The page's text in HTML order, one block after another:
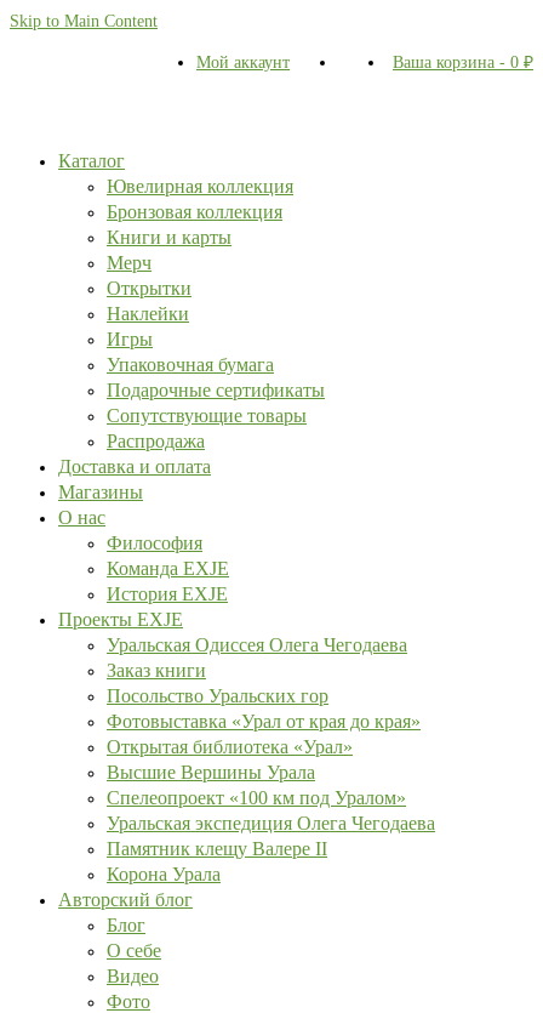
Skip to Main Content
Мой аккаунт Ваша корзина - 0 ₽
Каталог
Ювелирная коллекция
Бронзовая коллекция
Книги и карты
Мерч
Открытки
Наклейки
Игры
Упаковочная бумага
Подарочные сертификаты
Сопутствующие товары
Распродажа
Доставка и оплата
Магазины
О нас
Философия
Команда EXJE
История EXJE
Проекты EXJE
Уральская Одиссея Олега Чегодаева
Заказ книги
Посольство Уральских гор
Фотовыставка «Урал от края до края»
Открытая библиотека «Урал»
Высшие Вершины Урала
Спелеопроект «100 км под Уралом»
Уральская экспедиция Олега Чегодаева
Памятник клещу Валере II
Корона Урала
Авторский блог
Блог
О себе
Видео
Фото